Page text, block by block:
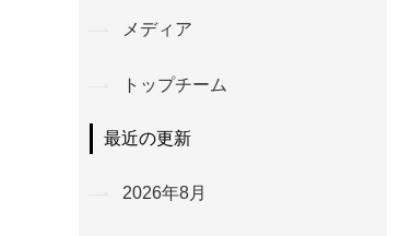
メディア
トップチーム
最近の更新
2026年8月